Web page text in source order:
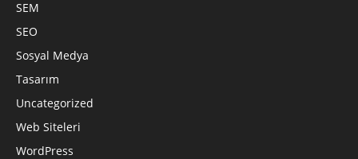
SEM
SEO
Sosyal Medya
Tasarım
Uncategorized
Web Siteleri
WordPress